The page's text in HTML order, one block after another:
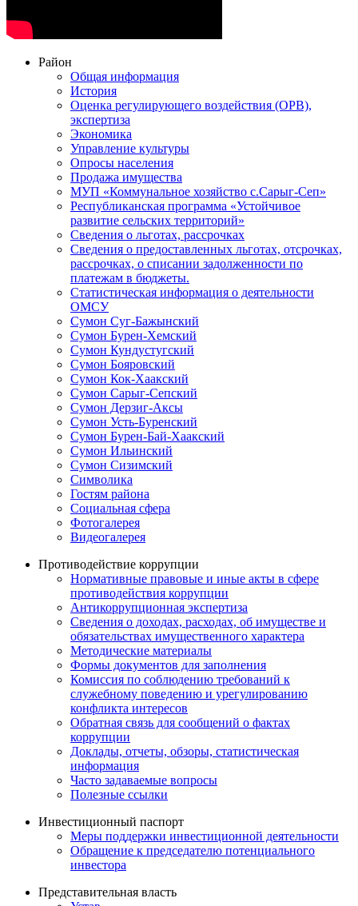
Район
Общая информация
История
Оценка регулирующего воздействия (ОРВ),
экспертиза
Экономика
Управление культуры
Опросы населения
Продажа имущества
МУП «Коммунальное хозяйство с.Сарыг-Сеп»
Республиканская программа «Устойчивое
развитие сельских территорий»
Сведения о льготах, рассрочках
Сведения о предоставленных льготах, отсрочках,
рассрочках, о списании задолженности по
платежам в бюджеты.
Статистическая информация о деятельности
ОМСУ
Сумон Суг-Бажынский
Сумон Бурен-Хемский
Сумон Кундустугский
Сумон Бояровский
Сумон Кок-Хаакский
Сумон Сарыг-Сепский
Сумон Дерзиг-Аксы
Сумон Усть-Буренский
Сумон Бурен-Бай-Хаакский
Сумон Ильинский
Сумон Сизимский
Символика
Гостям района
Социальная сфера
Фотогалерея
Видеогалерея
Противодействие коррупции
Нормативные правовые и иные акты в сфере
противодействия коррупции
Антикоррупционная экспертиза
Сведения о доходах, расходах, об имуществе и
обязательствах имущественного характера
Методические материалы
Формы документов для заполнения
Комиссия по соблюдению требований к
служебному поведению и урегулированию
конфликта интересов
Обратная связь для сообщений о фактах
коррупции
Доклады, отчеты, обзоры, статистическая
информация
Часто задаваемые вопросы
Полезные ссылки
Инвестиционный паспорт
Меры поддержки инвестиционной деятельности
Обращение к председателю потенциального
инвестора
Представительная власть